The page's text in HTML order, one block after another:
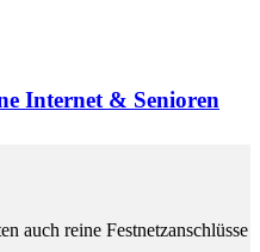
Internet & Senioren
auch reine Festnetzanschlüsse